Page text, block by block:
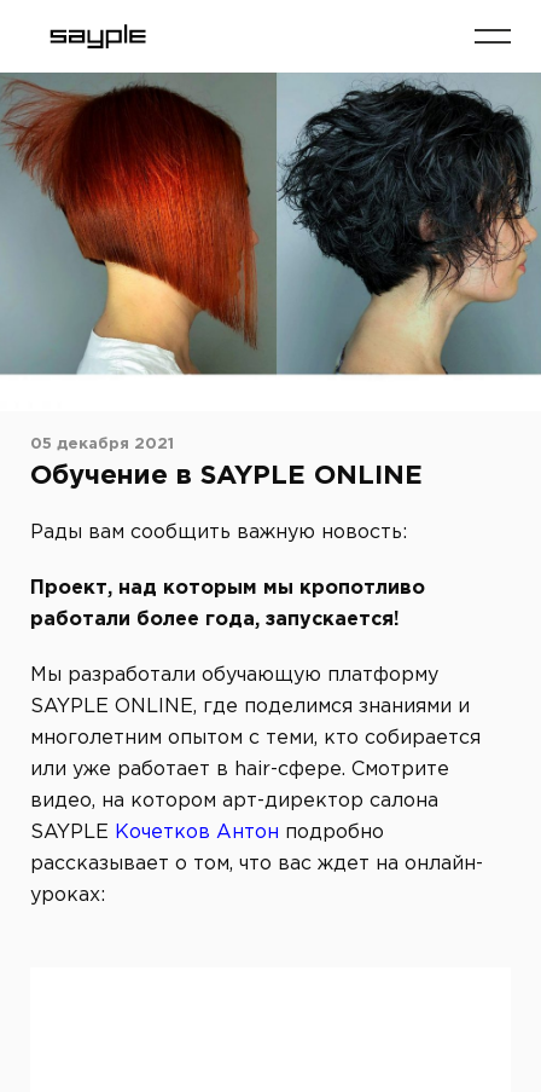
05 декабря 2021
Обучение в SAYPLE ONLINE
Рады вам сообщить важную новость:
Проект, над которым мы кропотливо
работали более года, запускается!
Мы разработали обучающую платформу
SAYPLE ONLINE, где поделимся знаниями и
многолетним опытом с теми, кто собирается
или уже работает в hair-сфере. Смотрите
видео, на котором арт-директор салона
SAYPLE Кочетков Антон подробно
рассказывает о том, что вас ждет на онлайн-
уроках: